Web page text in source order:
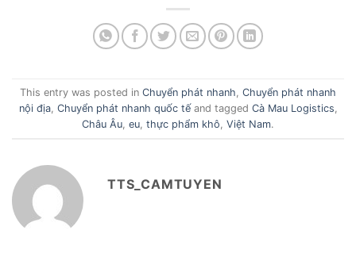
This entry was posted in Chuyển phát nhanh Chuyển phát nhanh
nội địa, Chuyển phát nhanh quốc tếand tagged Cà Mau Logistics
Châu Âu eu thực phẩm khô Việt Nam.
TTS_CAMTUYEN